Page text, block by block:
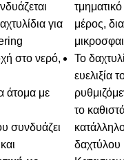
για
στο νερό,
άτομα με
συνδυάζει
και
μέρος,
Το
ευελιξία
το
δαχτύλου